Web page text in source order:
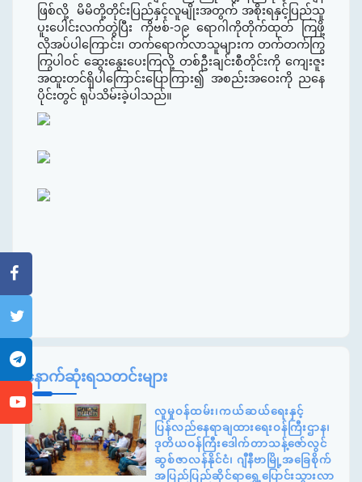
ဖြစ်လို့ မိမိတို့တိုင်းပြည်နှင့်လူမျိုးအတွက် အစိုးရနှင့်ပြည်သူ
ပူးပေါင်းလက်တွဲပြီး ကိုဗစ်-၁၉ ရောဂါကိုတိုက်ထုတ် ကြဖို့
လိုအပ်ပါကြောင်း၊ တက်ရောက်လာသူများက တက်တက်ကြွ
ကြွပါဝင် ဆွေးနွေးပေးကြလို့ တစ်ဦးချင်းစီတိုင်းကို ကျေးဇူး
အထူးတင်ရှိပါကြောင်းပြောကြား၍ အစည်းအဝေးကို ညနေ
ပိုင်းတွင် ရုပ်သိမ်းခဲ့ပါသည်။
နောက်ဆုံးရသတင်းများ
လူမှုဝန်ထမ်း၊ကယ်ဆယ်ရေးနှင့်
ပြန်လည်နေရာချထားရေးဝန်ကြီးဌာန၊
ဒုတိယဝန်ကြီးဒေါက်တာသန့်ဇော်လွင်
ဆွစ်ဇာလန်နိုင်ငံ၊ ဂျီနီဗာမြို့အခြေစိုက်
အပြည်ပြည်ဆိုင်ရာရွှေ့ပြောင်းသွားလာ